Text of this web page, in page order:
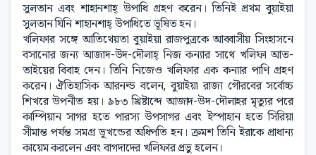
সুলতান এবং শাহানশাহ্ উপাধি গ্রহণ করেন। তিনিই প্রথম বুয়াইয়া
সুলতান যিনি শাহানশাহ্ উপাধিতে ভূষিত হন।
খলিফার সঙ্গে আতিথেয়তা বুয়াইয়া রাজপুত্রকে আব্বাসীয় সিংহাসনে
বসানোর জন্য আজাদ-উদ-দৌলাহ্ নিজ কন্যার সাথে খলিফা আত-
তাইয়ের বিবাহ দেন। তিনি নিজেও খলিফার এক কন্যার পাণি গ্রহণ
করেন। ঐতিহাসিক আরনল্ড বলেন, বুয়াইয়া রাজ্য গৌরবের সর্বোচ্চ
শিখরে উপনীত হয়। ৯৮৩ খ্রিষ্টাব্দে আজাদ-উদ-দৌলাহর মৃত্যুর পরে
কাম্পিয়ান সাগর হতে পারস্য উপসাগর এবং ইস্পাহান হতে সিরিয়া
সীমান্ত পর্যন্ত সমগ্র ভূখন্ডের অধিপতি হন। ক্রমশ তিনি ইরাকে প্রাধান্য
কায়েম করলেন এবং বাগদাদের খলিফার প্রভু হলেন।